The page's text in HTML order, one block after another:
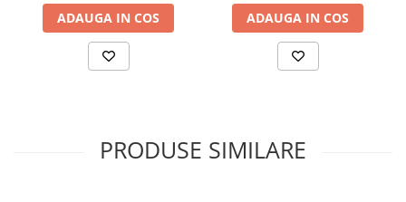
ADAUGA IN COS ADAUGA IN COS
PRODUSE SIMILARE